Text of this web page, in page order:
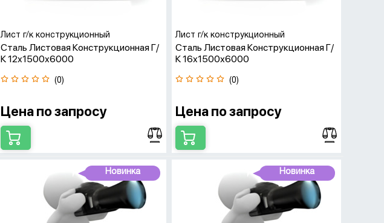
Лист г/к конструкционный
Сталь Листовая Конструкционная Г/
К 12х1500х6000
(0)
Цена по запросу
Лист г/к конструкционный
Сталь Листовая Конструкционная Г/
К 16х1500х6000
(0)
Цена по запросу
Новинка Новинка